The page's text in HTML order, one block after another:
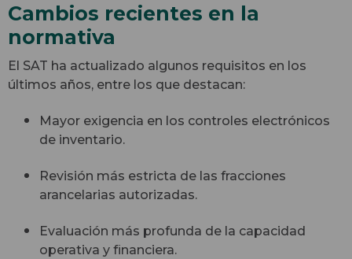
Cambios recientes en la
normativa
El SAT ha actualizado algunos requisitos en los
últimos años, entre los que destacan:
Mayor exigencia en los controles electrónicos
de inventario.
Revisión más estricta de las fracciones
arancelarias autorizadas.
Evaluación más profunda de la capacidad
operativa y financiera.